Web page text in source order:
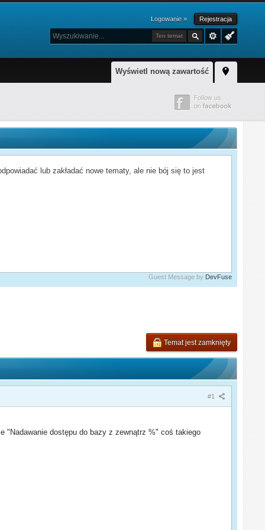
Logowanie » Rejestracja
Ten temat
Wyświetl nową zawartość
lub zakładać nowe tematy, ale nie bój się to jest
Guest Message by DevFuse
Temat jest zamknięty
#1
"Nadawanie dostępu do bazy z zewnątrz %" coś takiego